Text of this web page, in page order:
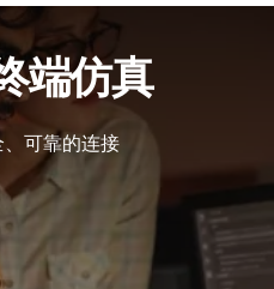
端仿真
可靠的连接